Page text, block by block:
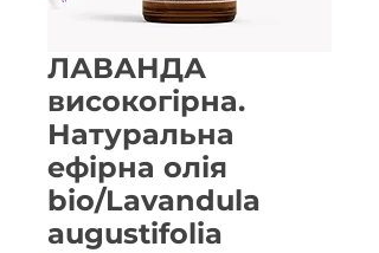
ЛАВАНДА
високогірна.
Натуральна
ефірна олія
bio/Lavandula
augustifolia